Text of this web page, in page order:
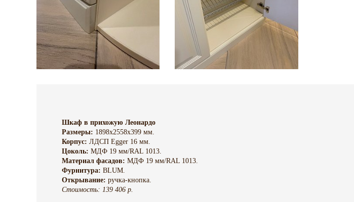
Шкаф в прихожую Леонардо
Размеры: 1898х2558х399 мм.
Корпус: ЛДСП Egger 16 мм.
Цоколь: МДФ 19 мм/RAL 1013.
Материал фасадов: МДФ 19 мм/RAL 1013.
Фурнитура: BLUM.
Открывание: ручка-кнопка.
Стоимость: 139 406 р.